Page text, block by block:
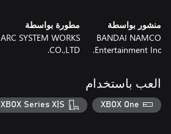
منشور بواسطة
BANDAI NAMCO
Entertainment Inc.
مطورة بواسطة
ARC SYSTEM WORKS
CO.,LTD.
العب باستخدام
XBOX One
XBOX Series X|S